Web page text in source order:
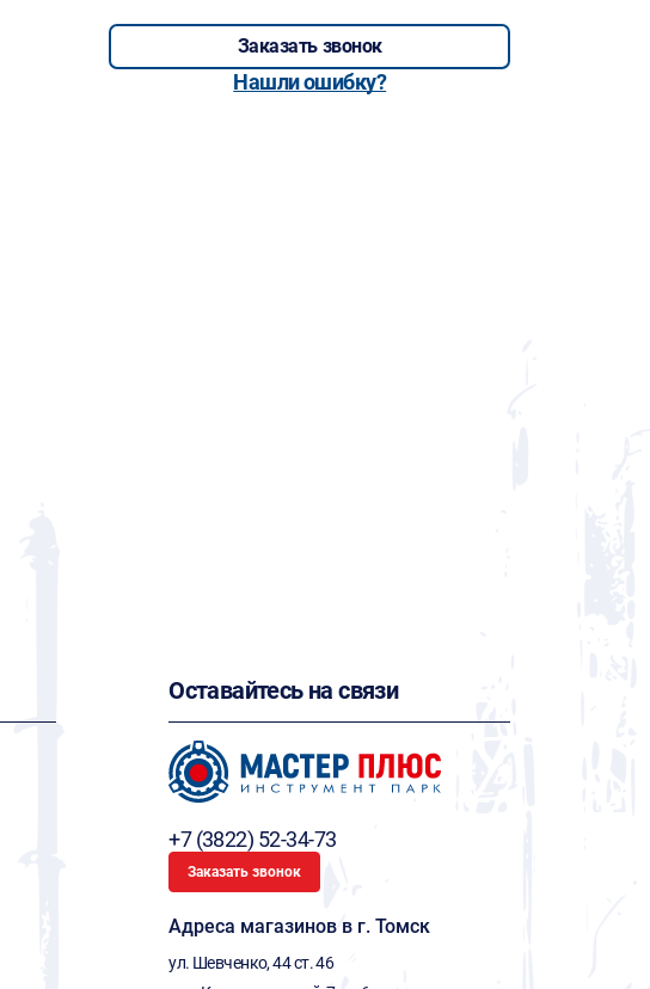
Заказать звонок
Нашли ошибку?
Оставайтесь на связи
+7 (3822) 52-34-73
Заказать звонок
Адреса магазинов в г. Томск
ул. Шевченко, 44 ст. 46